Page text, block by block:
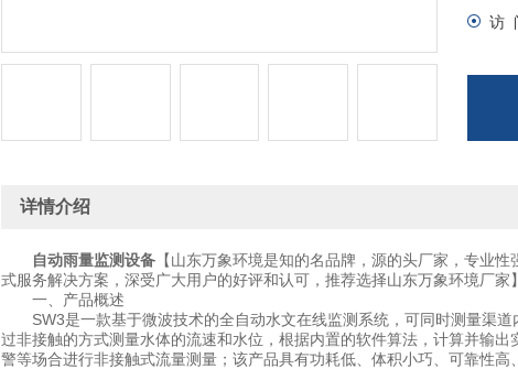
访
详情介绍
自动雨量监测设备 【山东万象环境是知的名品牌，源的头厂家，专业
式服务解决方案，深受广大用户的好评和认可，推荐选择山东万象环境厂家】
一、产品概述
SW3是一款基于微波技术的全自动水文在线监测系统，可同时测量渠道
过非接触的方式测量水体的流速和水位，根据内置的软件算法，计算并输
警等场合进行非接触式流量测量；该产品具有功耗低、体积小巧、可靠性